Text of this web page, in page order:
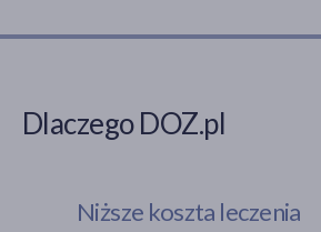
Dlaczego DOZ.pl
Niższe koszta leczenia